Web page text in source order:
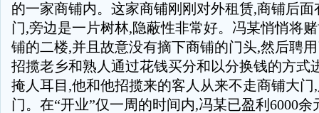
的一家商铺内。这家商铺刚刚对外租赁,商铺后
门,旁边是一片树林,隐蔽性非常好。冯某悄悄将
铺的二楼,并且故意没有摘下商铺的门头,然后聘
招揽老乡和熟人通过花钱买分和以分换钱的方式
掩人耳目,他和他招揽来的客人从来不走商铺大门
门。在“开业”仅一周的时间内,冯某已盈利6000余